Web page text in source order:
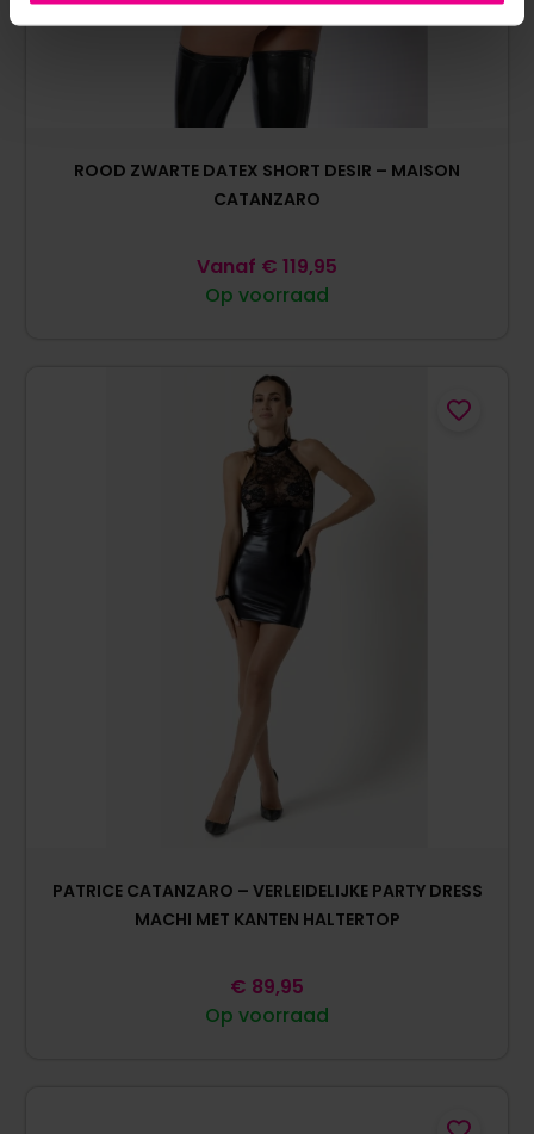
ROOD ZWARTE DATEX SHORT DESIR – MAISON
CATANZARO
Op voorraad
Vanaf € 119,95
PATRICE CATANZARO – VERLEIDELIJKE PARTY DRESS
MACHI MET KANTEN HALTERTOP
Op voorraad
€ 89,95